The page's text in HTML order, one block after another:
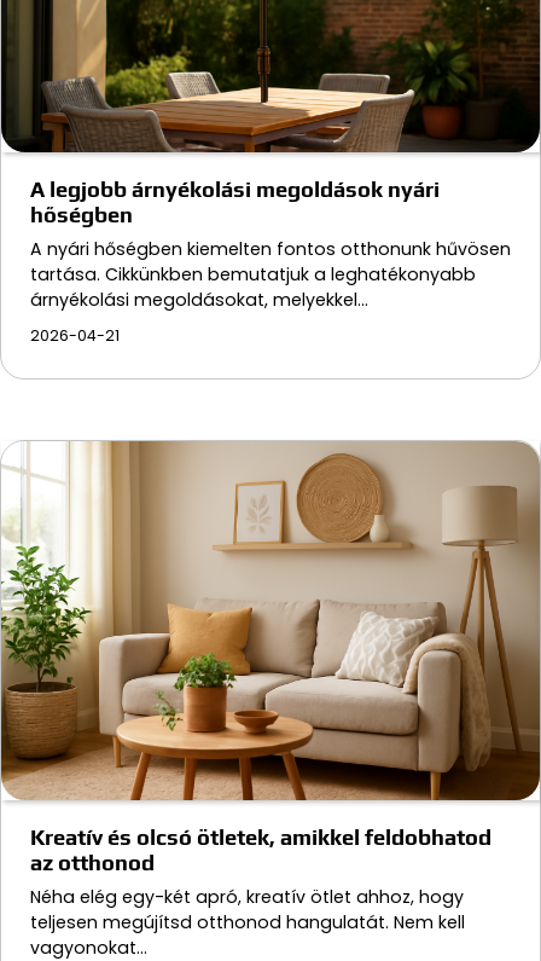
A legjobb árnyékolási megoldások nyári
hőségben
A nyári hőségben kiemelten fontos otthonunk hűvösen
tartása. Cikkünkben bemutatjuk a leghatékonyabb
árnyékolási megoldásokat, melyekkel…
2026-04-21
Kreatív és olcsó ötletek, amikkel feldobhatod
az otthonod
Néha elég egy-két apró, kreatív ötlet ahhoz, hogy
teljesen megújítsd otthonod hangulatát. Nem kell
vagyonokat…